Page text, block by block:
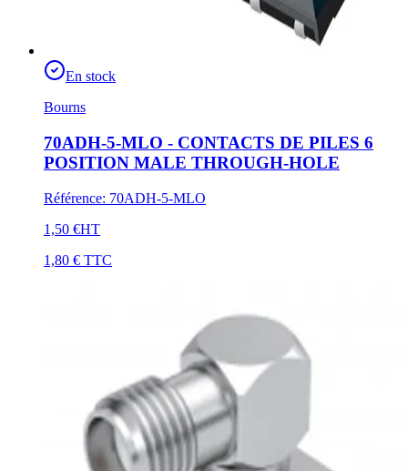
En stock
Bourns
70ADH-5-MLO - CONTACTS DE PILES 6
POSITION MALE THROUGH-HOLE
Référence: 70ADH-5-MLO
1,50 €HT
1,80 € TTC